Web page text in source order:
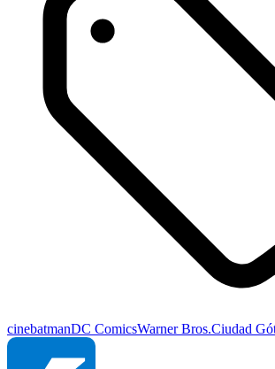
cinebatmanDC ComicsWarner Bros.Ciudad